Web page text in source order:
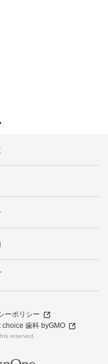
ーポリシー
choice 歯科 byGMO
reserved.